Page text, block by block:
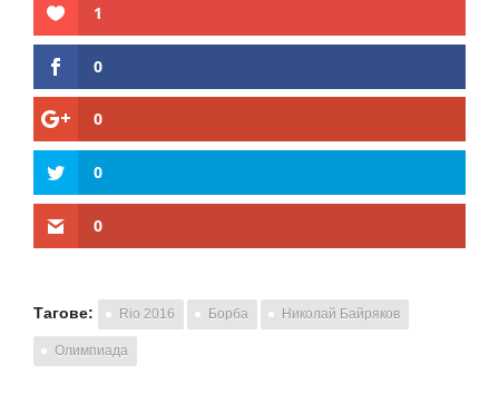
1
0
0
0
0
Тагове: Rio 2016 Борба Николай Байряков
Олимпиада